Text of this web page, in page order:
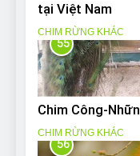
tại Việt Nam
CHIM RỪNG KHÁC
55
Chim Công-
CHIM RỪNG KHÁC
56